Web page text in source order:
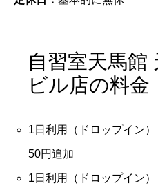
自習室天馬館
ビル店の料金
1日利用（ドロップイン
50円追加
1日利用（ドロップイン）